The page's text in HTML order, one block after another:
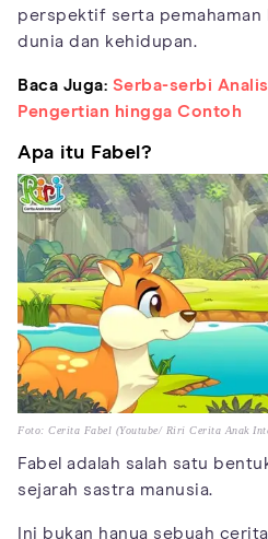
perspektif serta pemahaman
dunia dan kehidupan.
Baca Juga: Serba-serbi
Pengertian hingga Contoh
Apa itu Fabel?
Foto: Cerita Fabel (Youtube/ Riri Cerita Anak
Fabel adalah salah satu
sejarah sastra manusia.
Ini bukan hanya sebuah